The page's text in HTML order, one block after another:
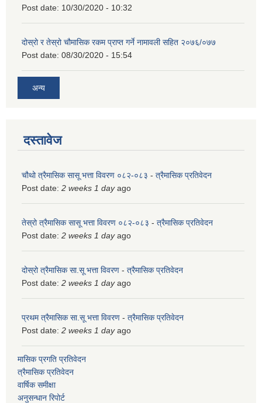
Post date: 10/30/2020 - 10:32
दोस्रो र तेस्रो चौमासिक रकम प्राप्त गर्ने नामावली सहित २०७६/०७७
Post date: 08/30/2020 - 15:54
अन्य
दस्तावेज
चौथो त्रैमासिक सासू भत्ता विवरण ०८२-०८३ - त्रैमासिक प्रतिवेदन
Post date: 2 weeks 1 dayago
तेस्रो त्रैमासिक सासू भत्ता विवरण ०८२-०८३ - त्रैमासिक प्रतिवेदन
Post date: 2 weeks 1 dayago
दोस्रो त्रैमासिक सा.सू भत्ता विवरण - त्रैमासिक प्रतिवेदन
Post date: 2 weeks 1 dayago
प्रथम त्रैमासिक सा.सू भत्ता विवरण - त्रैमासिक प्रतिवेदन
Post date: 2 weeks 1 dayago
मासिक प्रगति प्रतिवेदन
त्रैमासिक प्रतिवेदन
वार्षिक समीक्षा
अनुसन्धान रिपोर्ट